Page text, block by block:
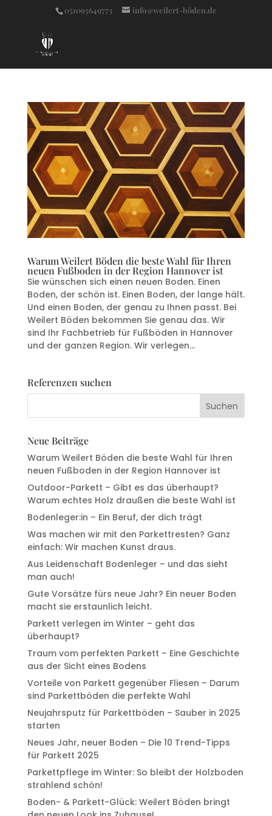
051095649773 info@weilert-böden.de
Warum Weilert Böden die beste Wahl für Ihren
neuen Fußboden in der Region Hannover ist
Sie wünschen sich einen neuen Boden. Einen
Boden, der schön ist. Einen Boden, der lange hält.
Und einen Boden, der genau zu Ihnen passt. Bei
Weilert Böden bekommen Sie genau das. Wir
sind Ihr Fachbetrieb für Fußböden in Hannover
und der ganzen Region. Wir verlegen...
Referenzen suchen
Neue Beiträge
Warum Weilert Böden die beste Wahl für Ihren
neuen Fußboden in der Region Hannover ist
Outdoor-Parkett – Gibt es das überhaupt?
Warum echtes Holz draußen die beste Wahl ist
Bodenleger:in – Ein Beruf, der dich trägt
Was machen wir mit den Parkettresten? Ganz
einfach: Wir machen Kunst draus.
Aus Leidenschaft Bodenleger – und das sieht
man auch!
Gute Vorsätze fürs neue Jahr? Ein neuer Boden
macht sie erstaunlich leicht.
Parkett verlegen im Winter – geht das
überhaupt?
Traum vom perfekten Parkett – Eine Geschichte
aus der Sicht eines Bodens
Vorteile von Parkett gegenüber Fliesen – Darum
sind Parkettböden die perfekte Wahl
Neujahrsputz für Parkettböden – Sauber in 2025
starten
Neues Jahr, neuer Boden – Die 10 Trend-Tipps
für Parkett 2025
Parkettpflege im Winter: So bleibt der Holzboden
strahlend schön!
Boden- & Parkett-Glück: Weilert Böden bringt